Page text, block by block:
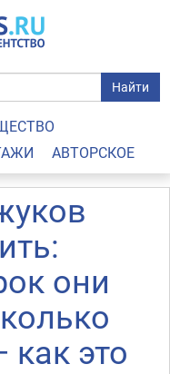
Найти
АВТОРСКОЕ
они
это